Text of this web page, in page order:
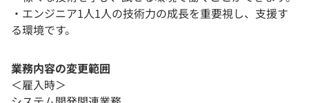
・エンジニア1人1人の技術力の成長を重要視し、支援す
る環境です。
業務内容の変更範囲
＜雇入時＞